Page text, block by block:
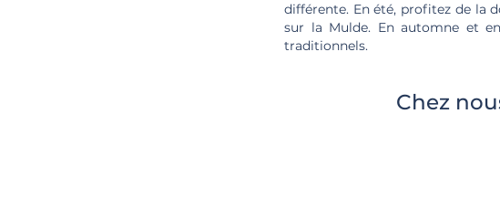
différente. En été, profitez de la
sur la Mulde. En automne et
traditionnels.
Chez